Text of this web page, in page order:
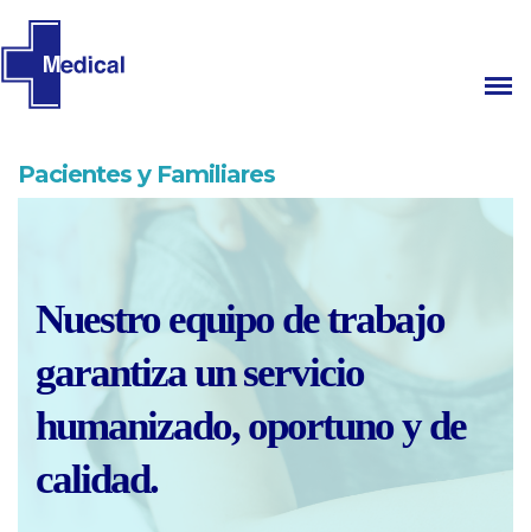
Pacientes y Familiares
Nuestro equipo de trabajo
garantiza un servicio
humanizado, oportuno y de
calidad.